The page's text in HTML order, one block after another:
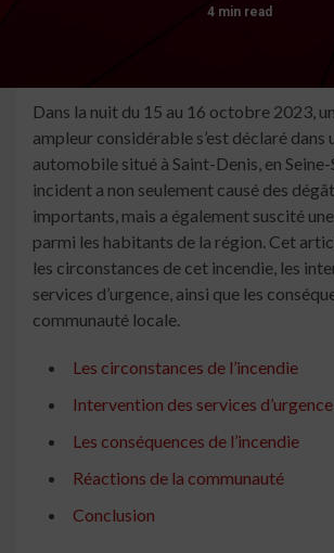
4 min read
Dans la nuit du 15 au 16 octobre 2023,
ampleur considérable s’est déclaré dans
automobile situé à Saint-Denis, en
incident a non seulement causé des
importants, mais a également suscité
parmi les habitants de la région. Cet
les circonstances de cet incendie, les
services d’urgence, ainsi que les
communauté locale.
Les circonstances de l’incendie
Intervention des services d’urgence
Les conséquences de l’incendie
Réactions de la communauté
Conclusion